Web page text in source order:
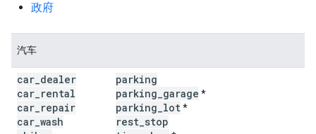
政府
汽车
car dealer
car rental
car repair
car wash
parking
parking garage *
parking lot*
rest stop